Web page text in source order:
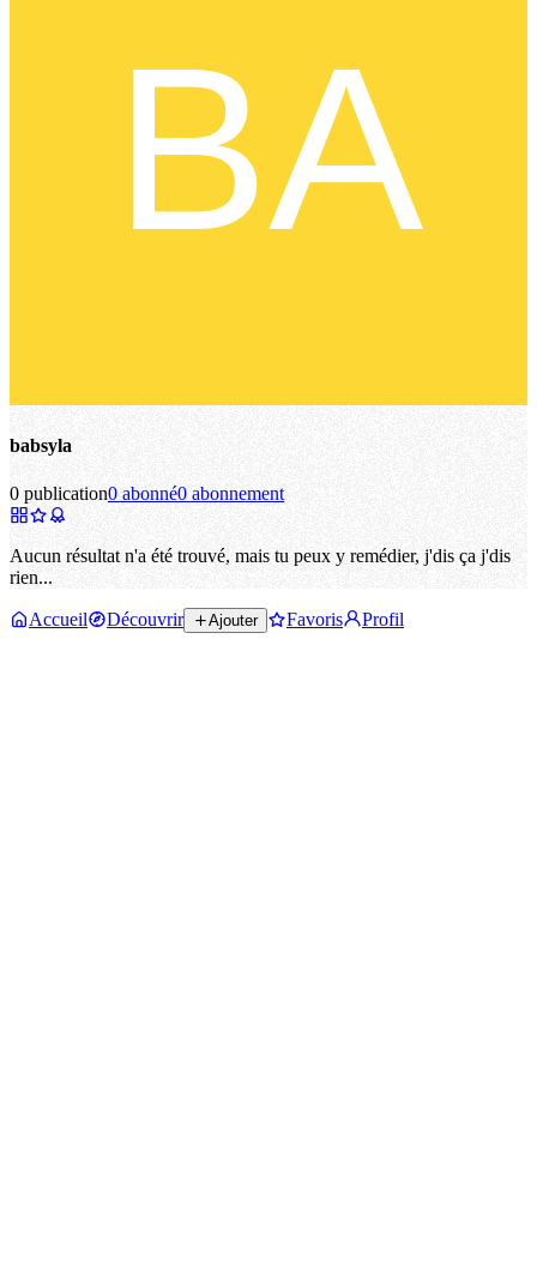
babsyla
0 publication0 abonné0 abonnement
Aucun résultat n'a été trouvé, mais tu peux y remédier, j'dis ça j'dis
rien...
Accueil Découvrir Ajouter Favoris Profil